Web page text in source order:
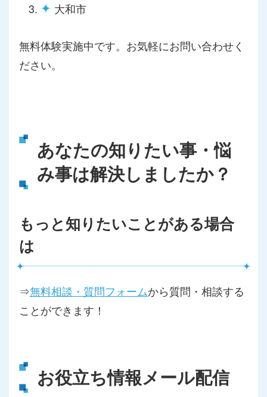
大和市
無料体験実施中です。お気軽にお問い合わせく
ださい。
あなたの知りたい事・悩
み事は解決しましたか？
もっと知りたいことがある場合
は
⇒無料相談・質問フォームから質問・相談する
ことができます！
お役立ち情報メール配信